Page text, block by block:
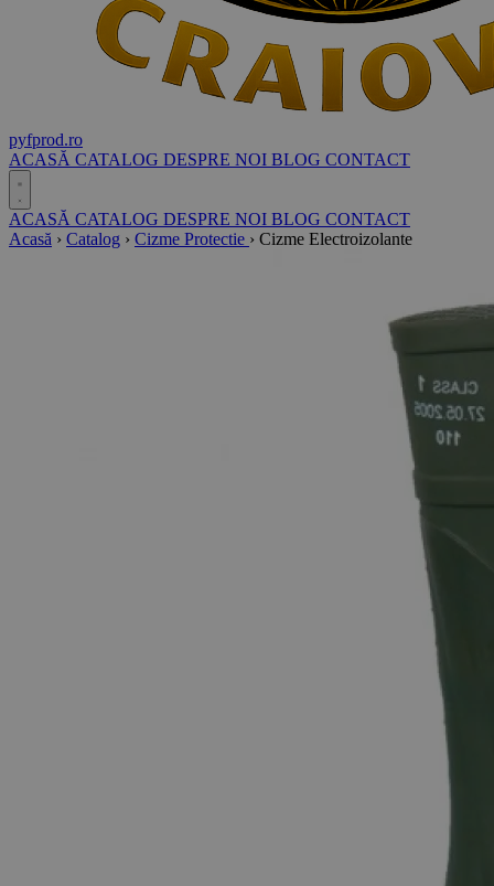
pyfprod.ro
ACASĂ CATALOG DESPRE NOI BLOG CONTACT
ACASĂ CATALOG DESPRE NOI BLOG CONTACT
Acasă › Catalog › Cizme Protectie › Cizme Electroizolante